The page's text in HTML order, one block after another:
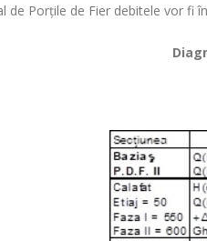
de Porţile de Fier debitele vor fi